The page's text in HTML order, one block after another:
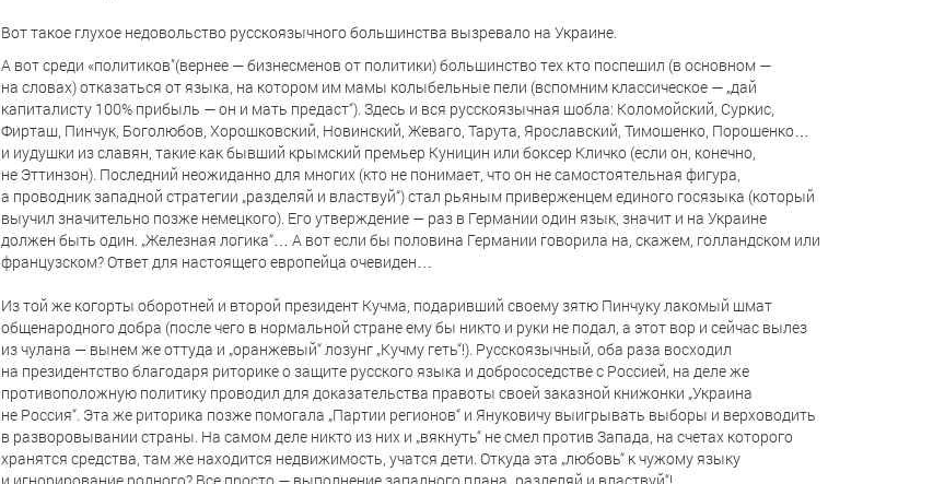
Вот такое глухое недовольство русскоязычного большинства вызревало на Украине.
А вот среди «политиков"(вернее — бизнесменов от политики) большинство тех кто поспешил (в основном —
на словах) отказаться от языка, на котором им мамы колыбельные пели (вспомним классическое — „дай
капиталисту 100% прибыль — он и мать предаст“). Здесь и вся русскоязычная шобла: Коломойский, Суркис,
Фирташ, Пинчук, Боголюбов, Хорошковский, Новинский, Жеваго, Тарута, Ярославский, Тимошенко, Порошенко…
и иудушки из славян, такие как бывший крымский премьер Куницин или боксер Кличко (если он, конечно,
не Эттинзон). Последний неожиданно для многих (кто не понимает, что он не самостоятельная фигура,
а проводник западной стратегии „разделяй и властвуй“) стал рьяным приверженцем единого госязыка (который
выучил значительно позже немецкого). Его утверждение — раз в Германии один язык, значит и на Украине
должен быть один. „Железная логика“… А вот если бы половина Германии говорила на, скажем, голландском или
французском? Ответ для настоящего европейца очевиден…
Из той же когорты оборотней и второй президент Кучма, подаривший своему зятю Пинчуку лакомый шмат
общенародного добра (после чего в нормальной стране ему бы никто и руки не подал, а этот вор и сейчас вылез
из чулана — вынем же оттуда и „оранжевый“ лозунг „Кучму геть“!). Русскоязычный, оба раза восходил
на президентство благодаря риторике о защите русского языка и добрососедстве с Россией, на деле же
противоположную политику проводил для доказательства правоты своей заказной книжонки „Украина
не Россия“. Эта же риторика позже помогала „Партии регионов“ и Януковичу выигрывать выборы и верховодить
в разворовывании страны. На самом деле никто из них и „вякнуть“ не смел против Запада, на счетах которого
хранятся средства, там же находится недвижимость, учатся дети. Откуда эта „любовь“ к чужому языку